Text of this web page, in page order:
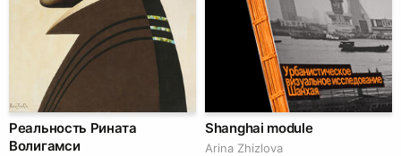
Реальность Рината
Волигамси
Shanghai module
Arina Zhizlova